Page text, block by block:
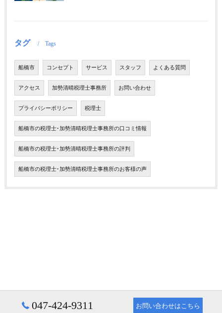
タグ Tags
船橋市 コンセプト サービス スタッフ よくある質問
アクセス 加勢清晴税理士事務所 お問い合わせ
プライバシーポリシー 税理士
船橋市の税理士･加勢清晴税理士事務所の口コミ情報
船橋市の税理士･加勢清晴税理士事務所の評判
船橋市の税理士･加勢清晴税理士事務所のお客様の声
047-424-9311 お問い合わせはこちら